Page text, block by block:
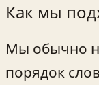
Как мы
Мы обычно
порядок